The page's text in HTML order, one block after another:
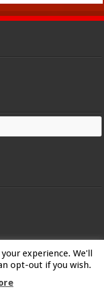
bykokkina.gr
Reserved
experience. We'll
opt-out if you wish.